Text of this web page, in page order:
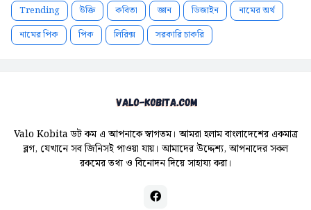
Trending
উক্তি কবিতা জ্ঞান ডিজাইন
নামের অর্থ
নামের পিক
পিক লিরিক্স সরকারি চাকরি
Valo Kobita ডট কম এ আপনাকে স্বাগতম। আমরা হলাম বাংলাদেশের একমাত্র
ব্লগ, যেখানে সব জিনিসই পাওয়া যায়। আমাদের উদ্দেশ্য, আপনাদের সকল
রকমের তথ্য ও বিনোদন দিয়ে সাহায্য করা।